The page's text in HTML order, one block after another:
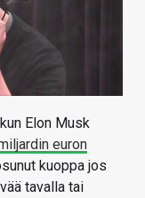
Elon Musk
euron
kuoppa jos
tavalla tai